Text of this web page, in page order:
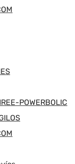
POWERBOLIC